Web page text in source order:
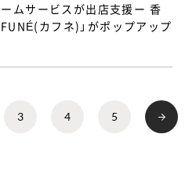
ムサービスが出店支援ー 香
カフネ)」がポップアップ
3 4 5